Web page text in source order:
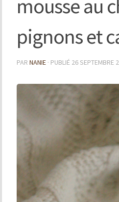
mousse au
pignons et
PAR NANIE · PUBLIÉ 26 SEPTEMBRE